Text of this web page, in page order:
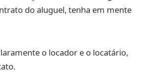
do aluguel, tenha em mente
o locador e o locatário,